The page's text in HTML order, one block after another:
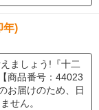
年)
ましょう!『十二
商品番号：44023
お届けのため、日
せん。